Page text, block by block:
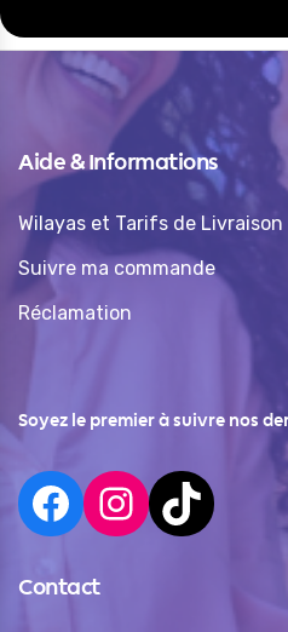
Aide & Informations
Wilayas et Tarifs de Livraison
Suivre ma commande
Réclamation
Soyez le premier à suivre nos
Contact